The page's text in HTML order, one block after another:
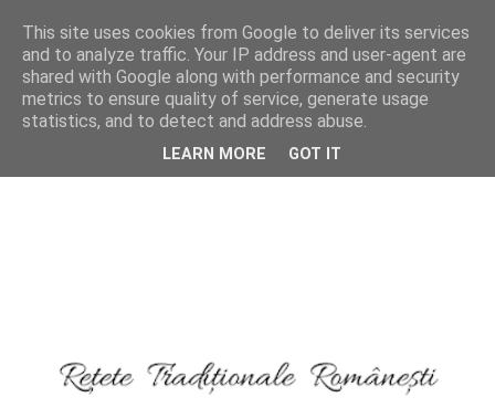
This site uses cookies from Google to deliver its services
and to analyze traffic. Your IP address and user-agent are
shared with Google along with performance and security
metrics to ensure quality of service, generate usage
statistics, and to detect and address abuse.
LEARN MORE GOT IT